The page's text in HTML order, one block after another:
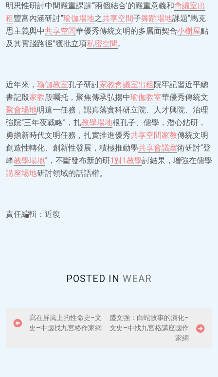
明思惟研討中間嚴重課題“‘兩個結合’的嚴重意義和會議室出
租豐富內涵研討”瑜伽場地之共享空間子舞蹈場地課題“馬克
思主義與中共享空間華優秀傳統文明的多層面契合小樹屋點
及其實踐路徑”獲批立項私密空間。
近年來， 瑜伽教室孔子研討家教會議室出租院牢記習近平總
書記殷家教殷囑托，聚焦傳承弘揚中瑜伽教室華優秀傳統文
聚會場地明這一任務，認真落實科研立院、人才興院、治理
強院“三年夜戰略”，扎教學場地根孔子、儒學，潛心鉆研，
勇擔新時代文明任務，扎實推進優秀共享空間家教傳統文明
創造性轉化、創新性發展，積極推動學共享會議室術研討“登
峰教學場地”，不斷發布新的研1對1教學討結果，增強在儒學
講座場地研討領域的話語權。
責任編輯：近復
POSTED IN WEAR
P
寫在屏風上的性命史–文
史–中國找九宮格作家網
盛文強：白蛇故事的演化–
文史–中找九宮格講座國作
家網